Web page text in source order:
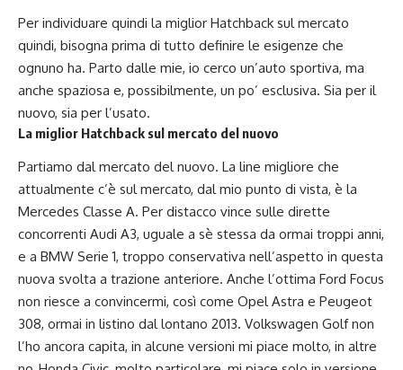
Per individuare quindi la miglior Hatchback sul mercato
quindi, bisogna prima di tutto definire le esigenze che
ognuno ha. Parto dalle mie, io cerco un’auto sportiva, ma
anche spaziosa e, possibilmente, un po’ esclusiva. Sia per il
nuovo, sia per l’usato.
La miglior Hatchback sul mercato del nuovo
Partiamo dal mercato del nuovo. La line migliore che
attualmente c’è sul mercato, dal mio punto di vista, è la
Mercedes Classe A. Per distacco vince sulle dirette
concorrenti Audi A3, uguale a sè stessa da ormai troppi anni,
e a BMW Serie 1, troppo conservativa nell’aspetto in questa
nuova svolta a trazione anteriore. Anche l’ottima Ford Focus
non riesce a convincermi, così come Opel Astra e Peugeot
308, ormai in listino dal lontano 2013. Volkswagen Golf non
l’ho ancora capita, in alcune versioni mi piace molto, in altre